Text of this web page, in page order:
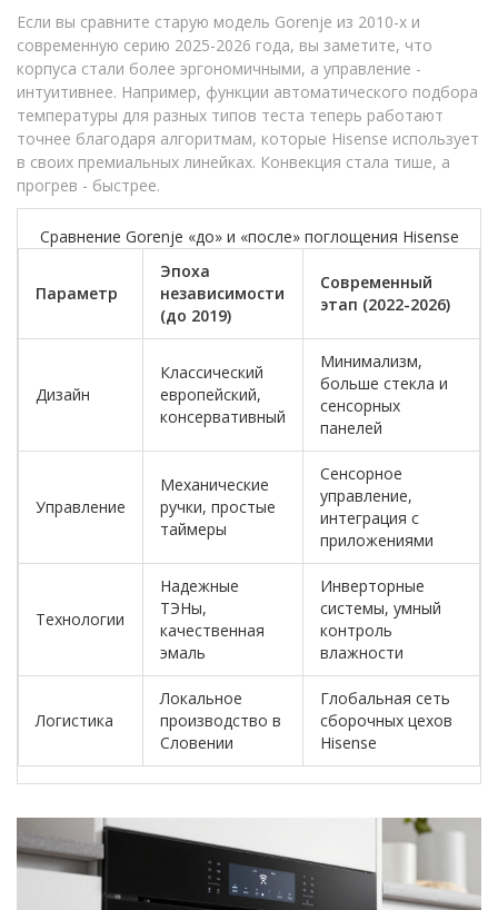
Если вы сравните старую модель Gorenje из 2010-х и
современную серию 2025-2026 года, вы заметите, что
корпуса стали более эргономичными, а управление -
интуитивнее. Например, функции автоматического подбора
температуры для разных типов теста теперь работают
точнее благодаря алгоритмам, которые Hisense использует
в своих премиальных линейках. Конвекция стала тише, а
прогрев - быстрее.
Сравнение Gorenje «до» и «после» поглощения Hisense
Параметр
Эпоха
независимости
(до 2019)
Современный
этап (2022-2026)
Дизайн
Классический
европейский,
консервативный
Минимализм,
больше стекла и
сенсорных
панелей
Управление
Механические
ручки, простые
таймеры
Сенсорное
управление,
интеграция с
приложениями
Технологии
Надежные
ТЭНы,
качественная
эмаль
Инверторные
системы, умный
контроль
влажности
Логистика
Локальное
производство в
Словении
Глобальная сеть
сборочных цехов
Hisense